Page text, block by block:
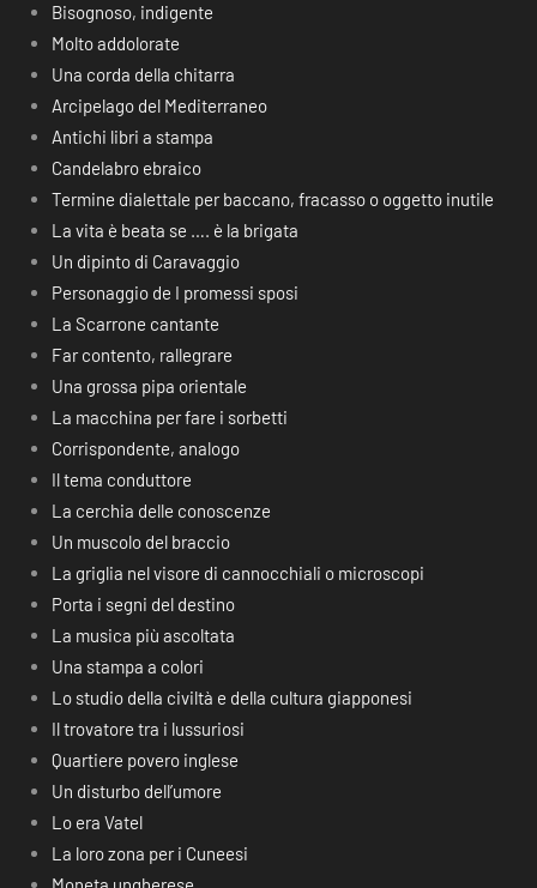
Bisognoso, indigente
Molto addolorate
Una corda della chitarra
Arcipelago del Mediterraneo
Antichi libri a stampa
Candelabro ebraico
Termine dialettale per baccano, fracasso o oggetto inutile
La vita è beata se …. è la brigata
Un dipinto di Caravaggio
Personaggio de I promessi sposi
La Scarrone cantante
Far contento, rallegrare
Una grossa pipa orientale
La macchina per fare i sorbetti
Corrispondente, analogo
Il tema conduttore
La cerchia delle conoscenze
Un muscolo del braccio
La griglia nel visore di cannocchiali o microscopi
Porta i segni del destino
La musica più ascoltata
Una stampa a colori
Lo studio della civiltà e della cultura giapponesi
Il trovatore tra i lussuriosi
Quartiere povero inglese
Un disturbo dell’umore
Lo era Vatel
La loro zona per i Cuneesi